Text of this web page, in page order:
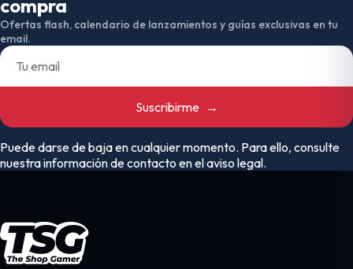
compra
Ofertas flash, calendario de lanzamientos y guías exclusivas en tu
email.
Suscribirme →
Puede darse de baja en cualquier momento. Para ello, consulte
nuestra información de contacto en el aviso legal.